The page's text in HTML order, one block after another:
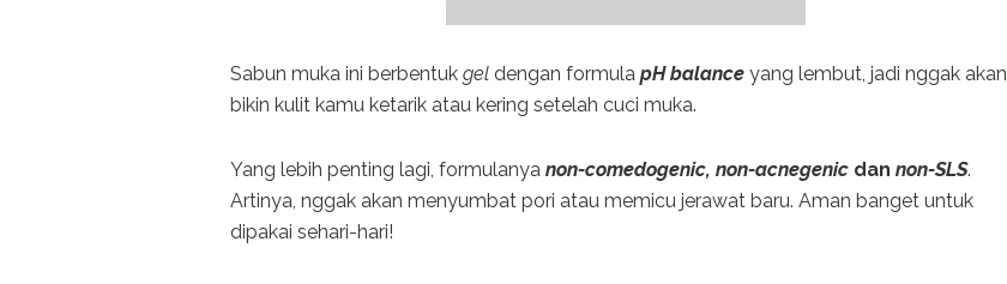
Sabun muka ini berbentuk gel dengan formula pH balance yang lembut, jadi nggak akan
bikin kulit kamu ketarik atau kering setelah cuci muka.
Yang lebih penting lagi, formulanya non-comedogenic, non-acnegenic dan non-SLS.
Artinya, nggak akan menyumbat pori atau memicu jerawat baru. Aman banget untuk
dipakai sehari-hari!